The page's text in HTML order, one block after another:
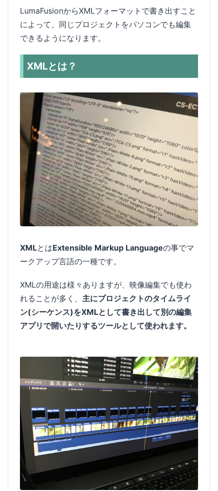
LumaFusionからXMLフォーマットで書き出すこと
によって、同じプロジェクトをパソコンでも編集
できるようになります。
XMLとは？
XMLとはExtensible Markup Languageの事でマ
ークアップ言語の一種です。
XMLの用途は様々ありますが、映像編集でも使わ
れることが多く、 主にプロジェクトのタイムライ
ン(シーケンス)をXMLとして書き出して別の編集
アプリで開いたりするツールとして使われます。